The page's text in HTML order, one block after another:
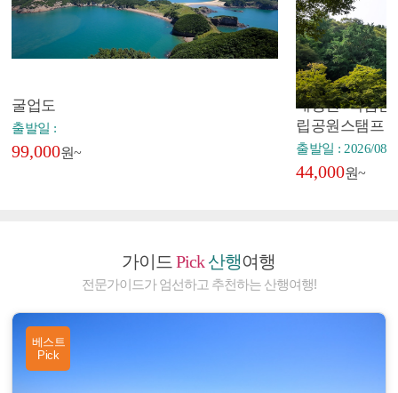
굴업도
출발일 :
99,000원~
내장산+백암산
립공원스탬프
출발일 : 2026/08/
44,000원~
가이드Pick 산행여행
전문가이드가 엄선하고 추천하는 산행여행!
베스트
Pick